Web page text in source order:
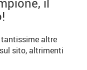
il
altre
sul sito, altrimenti